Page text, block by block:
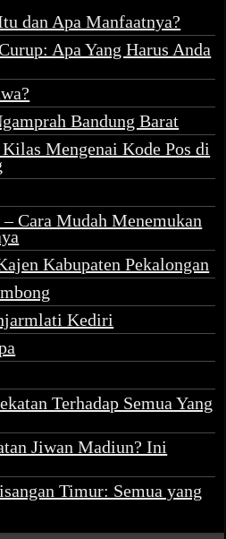
dan Apa Manfaatnya?
Apa Yang Harus Anda
Bandung Barat
Mengenai Kode Pos di
Cara Mudah Menemukan
Kabupaten Pekalongan
Kediri
Terhadap Semua Yang
Jiwan Madiun? Ini
Timur: Semua yang